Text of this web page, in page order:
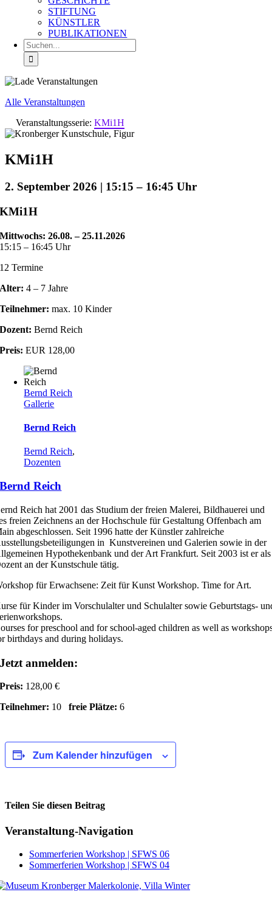
STIFTUNG
KÜNSTLER
PUBLIKATIONEN
Suche
nach:
Alle Veranstaltungen
Veranstaltungsserie: KMi1H
KMi1H
2. September 2026 | 15:15 – 16:45
KMi1H
Mittwochs: 26.08. – 25.11.2026
15:15 – 16:45 Uhr
12 Termine
Alter: 4 – 7 Jahre
Teilnehmer: max. 10 Kinder
Dozent: Bernd Reich
Preis: EUR 128,00
Bernd Reich
Gallerie
Bernd Reich
Bernd Reich,
Dozenten
Bernd Reich
Reich hat 2001 das Studium der freien Malerei, Bildhauerei und
freien Zeichnens an der Hochschule für Gestaltung Offenbach am
abgeschlossen. Seit 1996 hatte der Künstler zahlreiche
in Kunstvereinen und Galerien sowie in der
Hypothekenbank und der Art Frankfurt. Seit 2003 ist er als
an der Kunstschule tätig.
für Erwachsene: Zeit für Kunst Workshop. Time for Art.
für Kinder im Vorschulalter und Schulalter sowie Geburtstags-
for preschool and for school-aged children as well as
birthdays and during holidays.
Jetzt anmelden:
Preis: 128,00 €
Teilnehmer: 10freie Plätze: 6
Zum Kalender hinzufügen
Teilen Sie diesen Beitrag
Facebook
Veranstaltung-Navigation
Sommerferien Workshop | SFWS 06
Sommerferien Workshop | SFWS 04